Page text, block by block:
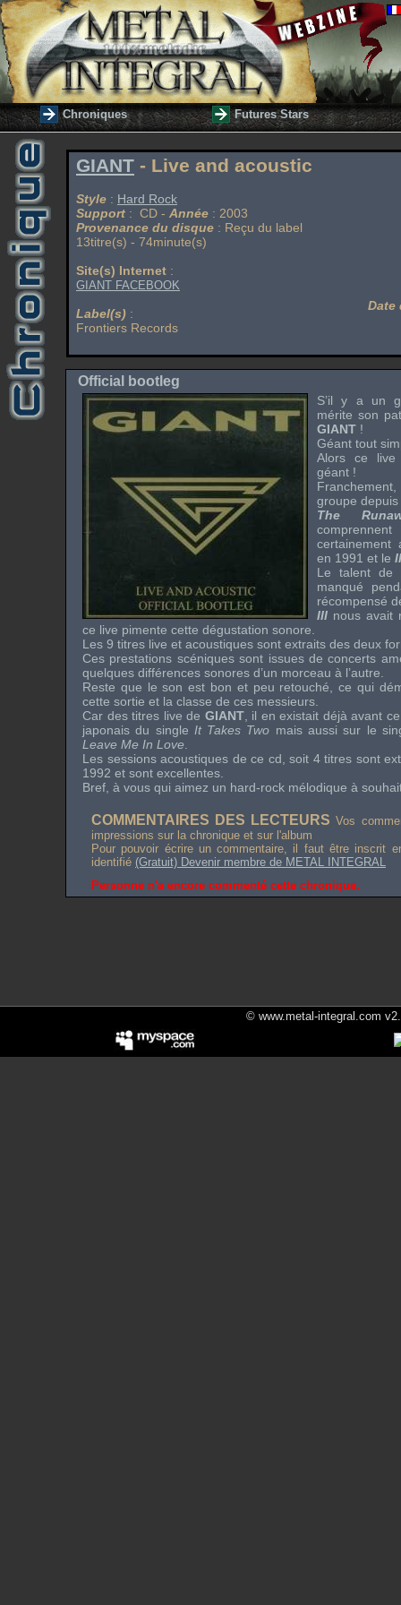
Chroniques Futures Stars
GIANT - Live and acoustic
Style : Hard Rock
Support : CD - Année : 2003
Provenance du disque : Reçu du label
13titre(s) - 74minute(s)
Site(s) Internet :
GIANT FACEBOOK
Label(s) :
Frontiers Records
Date
Official bootleg
S’il y a un
mérite son
GIANT !
Géant tout
Alors ce live
géant !
groupe
The
en 1991 et le
Le talent de
manqué
récompensé
III nous avait
ce live pimente cette dégustation sonore.
Les 9 titres live et acoustiques sont extraits des deux
Ces prestations scéniques sont issues de concerts
quelques différences sonores d’un morceau à l’autre.
Reste que le son est bon et peu retouché, ce qui
cette sortie et la classe de ces messieurs.
Car des titres live de GIANT, il en existait déjà avant
japonais du single It Takes Two mais aussi sur le
Leave Me In Love
Les sessions acoustiques de ce cd, soit 4 titres sont
1992 et sont excellentes.
Bref, à vous qui aimez un hard-rock mélodique à
COMMENTAIRES DES LECTEURS Vos
impressions sur la chronique et sur l'album
Pour pouvoir écrire un commentaire, il faut être inscrit
identifié (Gratuit) Devenir membre de METAL INTEGRAL
Personne n'a encore commenté cette chronique.
© www.metal-integral.com